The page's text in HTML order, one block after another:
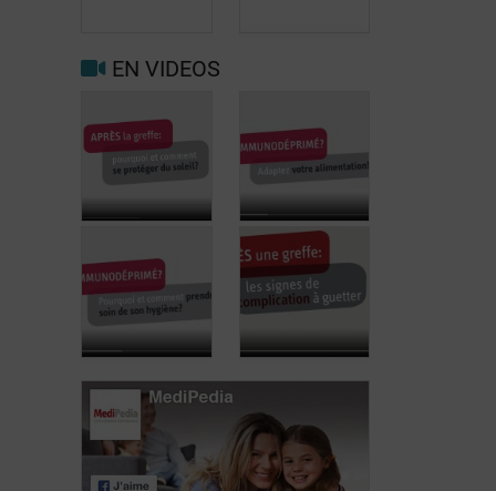
Nakil sonrası
etkileşimler
nasıl engellenir?
mu?
Beslenmenizi
değiştirin!
EN VIDEOS
Après la
greffe: pourquoi
et comment se
protéger du
Immunodéprimé?
Adaptez votre
Immunodéprimé:
pourquoi et
comment
prendre soin de
greffe: les
signes de
complications à